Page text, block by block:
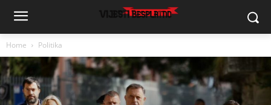
Home Politika